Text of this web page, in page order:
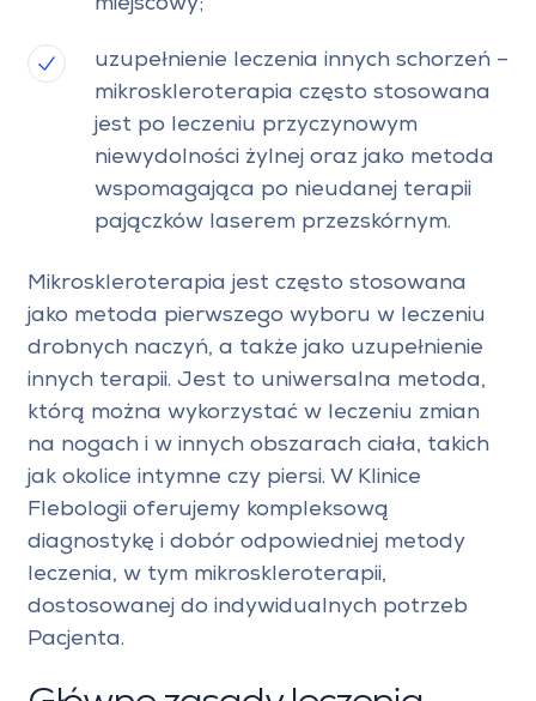
uzupełnienie leczenia innych schorzeń –
mikroskleroterapia często stosowana
jest po leczeniu przyczynowym
niewydolności żylnej oraz jako metoda
wspomagająca po nieudanej terapii
pajączków laserem przezskórnym.
Mikroskleroterapia jest często stosowana
jako metoda pierwszego wyboru w leczeniu
drobnych naczyń, a także jako uzupełnienie
innych terapii. Jest to uniwersalna metoda,
którą można wykorzystać w leczeniu zmian
na nogach i w innych obszarach ciała, takich
jak okolice intymne czy piersi. W Klinice
Flebologii oferujemy kompleksową
diagnostykę i dobór odpowiedniej metody
leczenia, w tym mikroskleroterapii,
dostosowanej do indywidualnych potrzeb
Pacjenta.